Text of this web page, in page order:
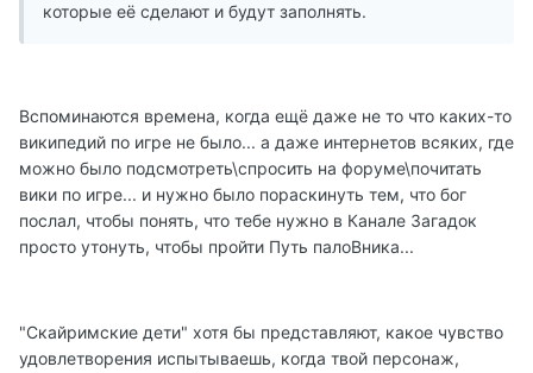
которые её сделают и будут заполнять.
Вспоминаются времена, когда ещё даже не то что каких-то
википедий по игре не было... а даже интернетов всяких, где
можно было подсмотреть\спросить на форуме\почитать
вики по игре... и нужно было пораскинуть тем, что бог
послал, чтобы понять, что тебе нужно в Канале Загадок
просто утонуть, чтобы пройти Путь палоВника...
"Скайримские дети" хотя бы представляют, какое чувство
удовлетворения испытываешь, когда твой персонаж,